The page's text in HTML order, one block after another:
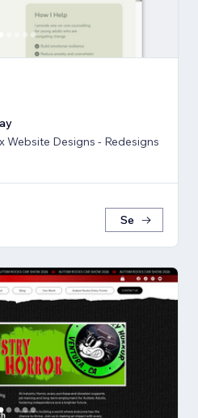
Website Designs - Redesigns
Se